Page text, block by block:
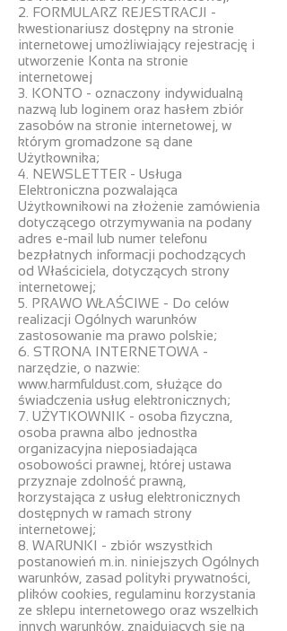
2. FORMULARZ REJESTRACJI -
kwestionariusz dostępny na stronie
internetowej umożliwiający rejestrację i
utworzenie Konta na stronie
internetowej
3. KONTO - oznaczony indywidualną
nazwą lub loginem oraz hasłem zbiór
zasobów na stronie internetowej, w
którym gromadzone są dane
Użytkownika;
4. NEWSLETTER - Usługa
Elektroniczna pozwalająca
Użytkownikowi na złożenie zamówienia
dotyczącego otrzymywania na podany
adres e-mail lub numer telefonu
bezpłatnych informacji pochodzących
od Właściciela, dotyczących strony
internetowej;
5. PRAWO WŁAŚCIWE - Do celów
realizacji Ogólnych warunków
zastosowanie ma prawo polskie;
6. STRONA INTERNETOWA -
narzędzie, o nazwie:
www.harmfuldust.com , służące do
świadczenia usług elektronicznych;
7. UŻYTKOWNIK - osoba fizyczna,
osoba prawna albo jednostka
organizacyjna nieposiadająca
osobowości prawnej, której ustawa
przyznaje zdolność prawną,
korzystająca z usług elektronicznych
dostępnych w ramach strony
internetowej;
8. WARUNKI - zbiór wszystkich
postanowień m.in. niniejszych Ogólnych
warunków, zasad polityki prywatności,
plików cookies, regulaminu korzystania
ze sklepu internetowego oraz wszelkich
innych warunków, znajdujących się na